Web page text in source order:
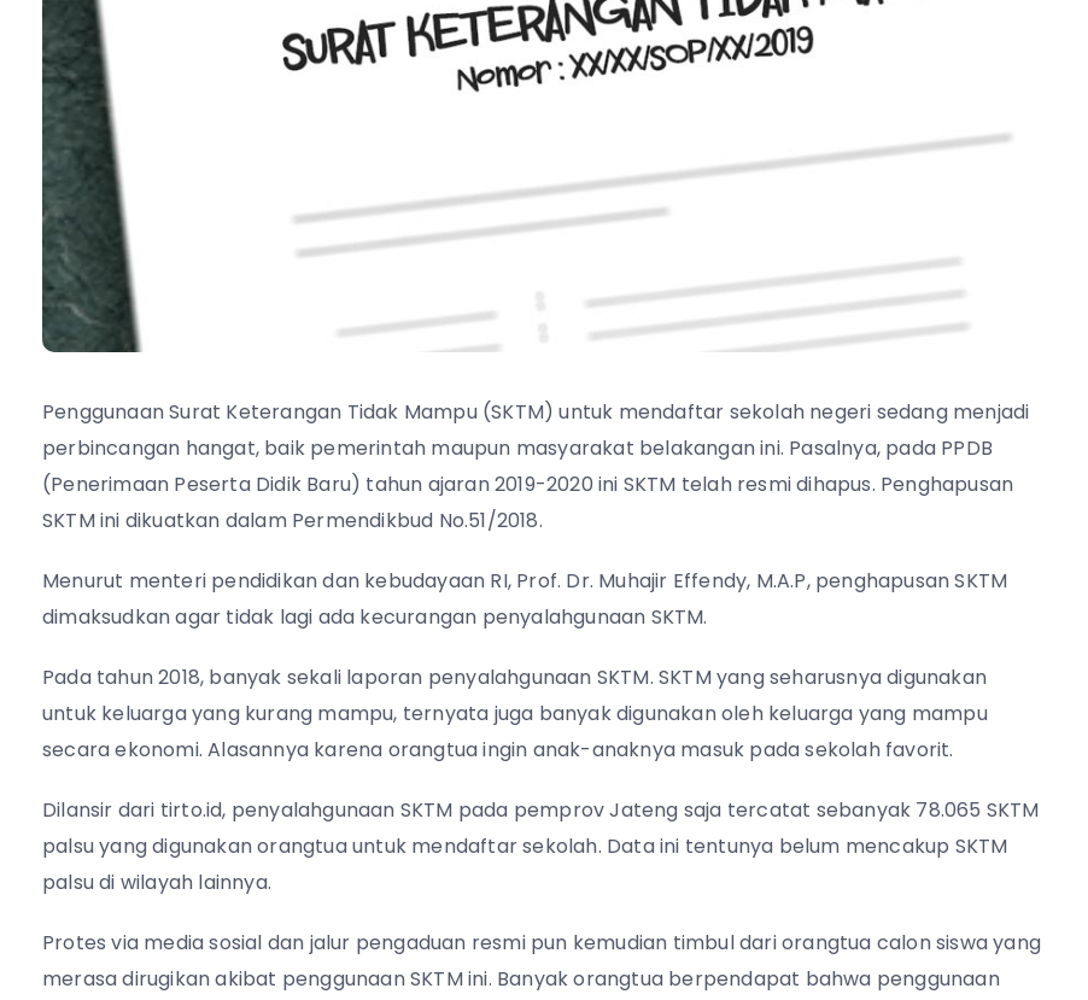
Penggunaan Surat Keterangan Tidak Mampu (SKTM) untuk mendaftar sekolah negeri sedang menjadi
perbincangan hangat, baik pemerintah maupun masyarakat belakangan ini. Pasalnya, pada PPDB
(Penerimaan Peserta Didik Baru) tahun ajaran 2019-2020 ini SKTM telah resmi dihapus. Penghapusan
SKTM ini dikuatkan dalam Permendikbud No.51/2018.
Menurut menteri pendidikan dan kebudayaan RI, Prof. Dr. Muhajir Effendy, M.A.P, penghapusan SKTM
dimaksudkan agar tidak lagi ada kecurangan penyalahgunaan SKTM.
Pada tahun 2018, banyak sekali laporan penyalahgunaan SKTM. SKTM yang seharusnya digunakan
untuk keluarga yang kurang mampu, ternyata juga banyak digunakan oleh keluarga yang mampu
secara ekonomi. Alasannya karena orangtua ingin anak-anaknya masuk pada sekolah favorit.
Dilansir dari tirto.id, penyalahgunaan SKTM pada pemprov Jateng saja tercatat sebanyak 78.065 SKTM
palsu yang digunakan orangtua untuk mendaftar sekolah. Data ini tentunya belum mencakup SKTM
palsu di wilayah lainnya.
Protes via media sosial dan jalur pengaduan resmi pun kemudian timbul dari orangtua calon siswa yang
merasa dirugikan akibat penggunaan SKTM ini. Banyak orangtua berpendapat bahwa penggunaan